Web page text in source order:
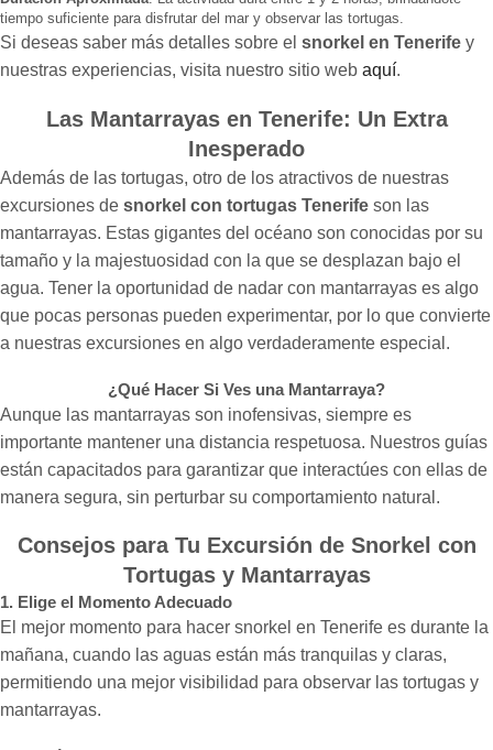
tiempo suficiente para disfrutar del mar y observar las tortugas.
Si deseas saber más detalles sobre el snorkel en Tenerife y
nuestras experiencias, visita nuestro sitio web aquí.
Las Mantarrayas en Tenerife: Un Extra
Inesperado
Además de las tortugas, otro de los atractivos de nuestras
excursiones de snorkel con tortugas Tenerife son las
mantarrayas. Estas gigantes del océano son conocidas por su
tamaño y la majestuosidad con la que se desplazan bajo el
agua. Tener la oportunidad de nadar con mantarrayas es algo
que pocas personas pueden experimentar, por lo que convierte
a nuestras excursiones en algo verdaderamente especial.
¿Qué Hacer Si Ves una Mantarraya?
Aunque las mantarrayas son inofensivas, siempre es
importante mantener una distancia respetuosa. Nuestros guías
están capacitados para garantizar que interactúes con ellas de
manera segura, sin perturbar su comportamiento natural.
Consejos para Tu Excursión de Snorkel con
Tortugas y Mantarrayas
1. Elige el Momento Adecuado
El mejor momento para hacer snorkel en Tenerife es durante la
mañana, cuando las aguas están más tranquilas y claras,
permitiendo una mejor visibilidad para observar las tortugas y
mantarrayas.